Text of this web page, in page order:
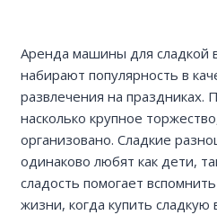
Аренда машины для сладкой
набирают популярность в
развлечения на праздниках.
насколько крупное
организовано. Сладкие
одинаково любят как дети,
сладость помогает
жизни, когда купить